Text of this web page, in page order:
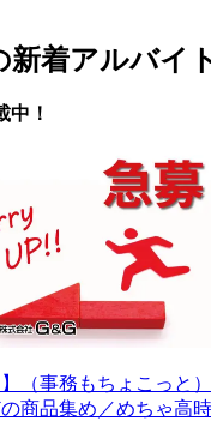
新着アルバイ
中！
】（事務もちょこっと
商品集め／めちゃ高